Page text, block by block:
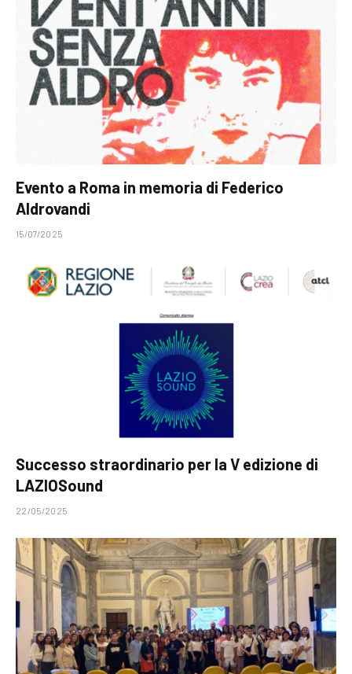
Evento a Roma in memoria di Federico
Aldrovandi
15/07/2025
Successo straordinario per la V edizione di
LAZIOSound
22/05/2025